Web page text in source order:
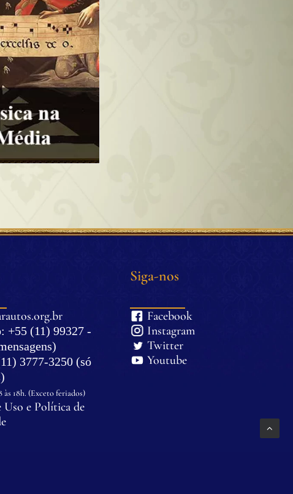
+55 (11) 99327 -
3777-3250 (só
às 18h. (Exceto feriados)
Uso e Política de
Siga-nos
Facebook
Instagram
Twitter
Youtube